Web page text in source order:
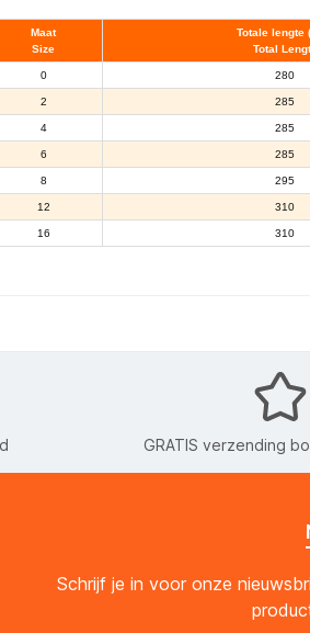
Maat
Size
Totale lengte
Total
0 280
2 285
4 285
6 285
8 295
12 310
16 310
GRATIS verzending
Schrijf je in voor onze